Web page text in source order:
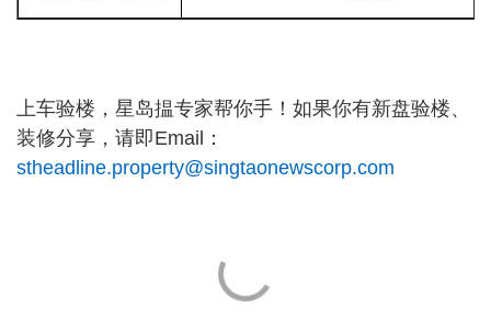
上车验楼，星岛揾专家帮你手！如果你有新盘验楼、
装修分享，请即Email：
stheadline.property@singtaonewscorp.com